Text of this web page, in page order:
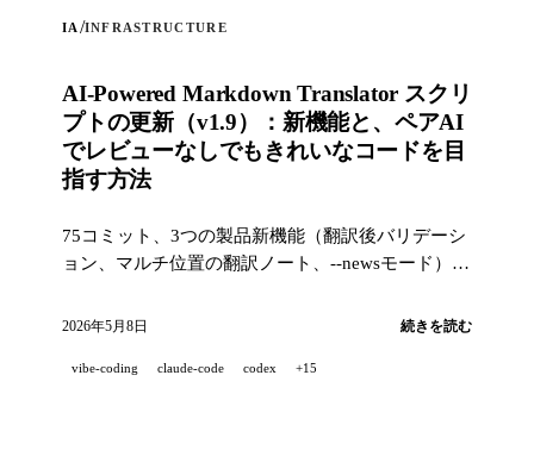
IA /INFRASTRUCTURE
AI-Powered Markdown Translator スクリ
プトの更新（v1.9）：新機能と、ペアAI
でレビューなしでもきれいなコードを目
指す方法
75コミット、3つの製品新機能（翻訳後バリデーシ
ョン、マルチ位置の翻訳ノート、--newsモード）
のテスト、AI支援PRレビュー）で、プロジェクト
指すための取り組み。
2026年5月8日 続きを読む
vibe-coding claude-code codex +15